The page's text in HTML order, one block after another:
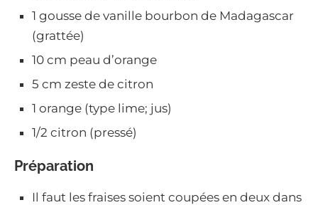
1 gousse de vanille bourbon de Madagascar
(grattée)
10 cm peau d’orange
5 cm zeste de citron
1 orange (type lime; jus)
1/2 citron (pressé)
Préparation
Il faut les fraises soient coupées en deux dans